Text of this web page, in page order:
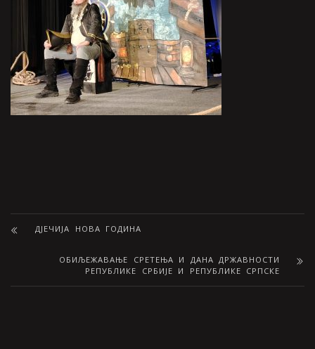
ДЈЕЧИЈА НОВА ГОДИНА
OБИЉЕЖАВАЊE СРЕТЕЊА И ДАНА ДРЖАВНОСТИ
РЕПУБЛИКЕ СРБИЈЕ И РЕПУБЛИКЕ СРПСКЕ